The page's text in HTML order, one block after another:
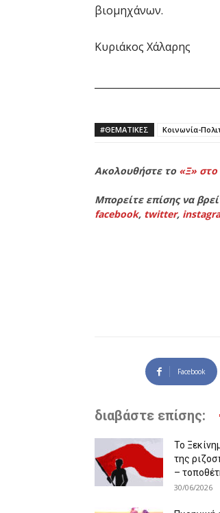
βιομηχάνων.
Κυριάκος Χάλαρης
#ΘΕΜΑΤΙΚΈΣ Κοινωνία-
Ακολουθήστε το «Ξ» στο
Μπορείτε επίσης να
facebook, twitter,
Facebook
διαβάστε επίσης:
Το
της
–
30/06/2026